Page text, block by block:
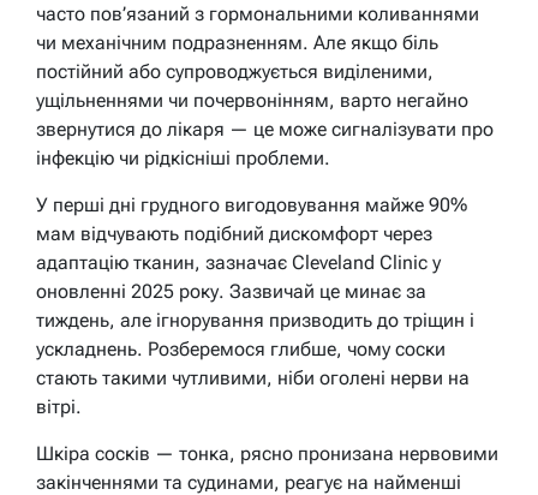
часто пов’язаний з гормональними коливаннями
чи механічним подразненням. Але якщо біль
постійний або супроводжується виділеними,
ущільненнями чи почервонінням, варто негайно
звернутися до лікаря — це може сигналізувати про
інфекцію чи рідкісніші проблеми.
У перші дні грудного вигодовування майже 90%
мам відчувають подібний дискомфорт через
адаптацію тканин, зазначає Cleveland Clinic у
оновленні 2025 року. Зазвичай це минає за
тиждень, але ігнорування призводить до тріщин і
ускладнень. Розберемося глибше, чому соски
стають такими чутливими, ніби оголені нерви на
вітрі.
Шкіра сосків — тонка, рясно пронизана нервовими
закінченнями та судинами, реагує на найменші